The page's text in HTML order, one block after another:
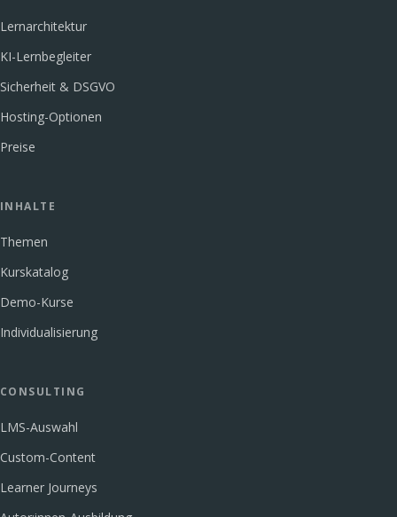
Lernarchitektur
KI-Lernbegleiter
Sicherheit & DSGVO
Hosting-Optionen
Preise
INHALTE
Themen
Kurskatalog
Demo-Kurse
Individualisierung
CONSULTING
LMS-Auswahl
Custom-Content
Learner Journeys